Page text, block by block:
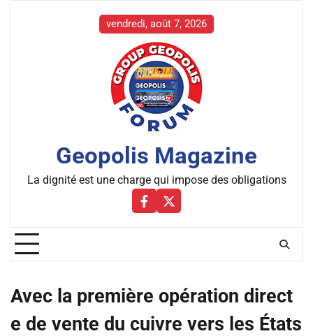
vendredi, août 7, 2026
Geopolis Magazine
La dignité est une charge qui impose des obligations
Facebbok
X
Avec la première opération direct
e de vente du cuivre vers les États